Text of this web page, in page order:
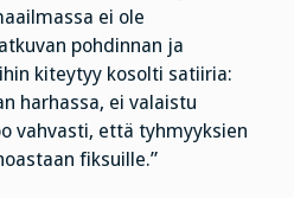
ei ole
pohdinnan ja
kiteytyy kosolti satiiria:
harhassa, ei valaistu
vahvasti, että tyhmyyksien
fiksuille.”